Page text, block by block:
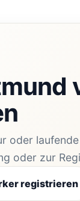
oder
oder zur
registrieren